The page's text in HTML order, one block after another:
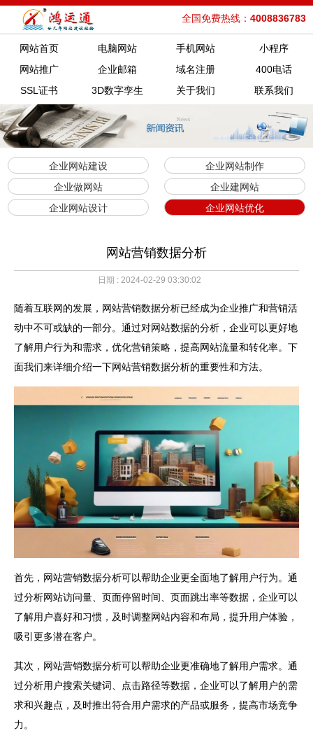
全国免费热线： 4008836783
网站首页 电脑网站 手机网站
小程序
网站推广
企业邮箱 域名注册
400电话
SSL证书
3D数字孪生 关于我们 联系我们
企业网站建设
企业网站制作
企业做网站
企业建网站
企业网站设计
企业网站优化
网站营销数据分析
日期 : 2024-02-29 03:30:02
随着互联网的发展，网站营销数据分析已经成为企业推广和营销活
动中不可或缺的一部分。通过对网站数据的分析，企业可以更好地
了解用户行为和需求，优化营销策略，提高网站流量和转化率。下
面我们来详细介绍一下网站营销数据分析的重要性和方法。
首先，网站营销数据分析可以帮助企业更全面地了解用户行为。通
过分析网站访问量、页面停留时间、页面跳出率等数据，企业可以
了解用户喜好和习惯，及时调整网站内容和布局，提升用户体验，
吸引更多潜在客户。
其次， 网站营销数据分析可以帮助企业更准确地了解用户需求。通
过分析用户搜索关键词、点击路径等数据，企业可以了解用户的需
求和兴趣点，及时推出符合用户需求的产品或服务，提高市场竞争
力。